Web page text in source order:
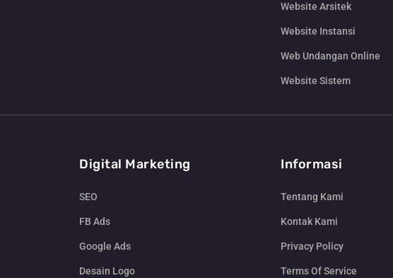
Website Arsitek
Website Instansi
Web Undangan Online
Website Sistem
Digital Marketing
SEO
FB Ads
Google Ads
Desain Logo
Informasi
Tentang Kami
Kontak Kami
Privacy Policy
Terms Of Service